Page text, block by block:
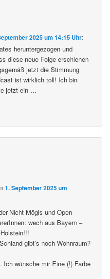
2025 um 14:15 Uhr:
heruntergezogen und
diese neue Folge erschienen
jetzt die Stimmung
ist wirklich toll! Ich bin
jetzt ein …
1. September 2025 um
Nicht-Mögis und Open
wech aus Bayern –
gibt’s noch Wohnraum?
Ich wünsche mir Eine (!) Farbe